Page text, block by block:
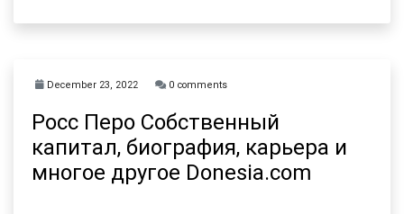
December 23, 2022 0 comments
Росс Перо Собственный
капитал, биография, карьера и
многое другое Donesia.com